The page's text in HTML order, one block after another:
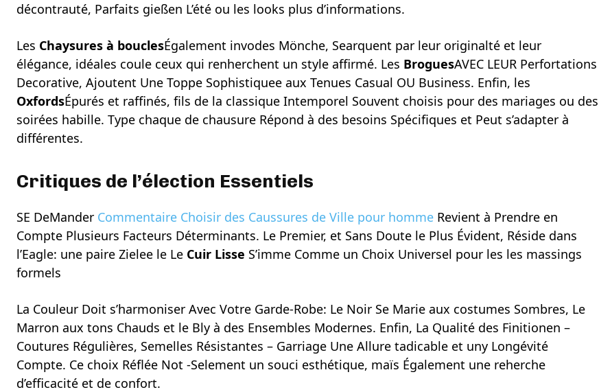
décontrauté, Parfaits gießen L’été ou les looks plus d’informations.
Les Chaysures à bouclesÉgalement invodes Mönche, Searquent par leur originalté et leur
élégance, idéales coule ceux qui renherchent un style affirmé. Les BroguesAVEC LEUR Perfortations
Decorative, Ajoutent Une Toppe Sophistiquee aux Tenues Casual OU Business. Enfin, les
OxfordsÉpurés et raffinés, fils de la classique Intemporel Souvent choisis pour des mariages ou des
soirées habille. Type chaque de chausure Répond à des besoins Spécifiques et Peut s’adapter à
différentes.
Critiques de l’élection Essentiels
SE DeMander Commentaire Choisir des Caussures de Ville pour homme Revient à Prendre en
Compte Plusieurs Facteurs Déterminants. Le Premier, et Sans Doute le Plus Évident, Réside dans
l’Eagle: une paire Zielee le Le Cuir Lisse S’imme Comme un Choix Universel pour les les massings
formels
La Couleur Doit s’harmoniser Avec Votre Garde-Robe: Le Noir Se Marie aux costumes Sombres, Le
Marron aux tons Chauds et le Bly à des Ensembles Modernes. Enfin, La Qualité des Finitionen –
Coutures Régulières, Semelles Résistantes – Garriage Une Allure tadicable et uny Longévité
Compte. Ce choix Réflée Not -Selement un souci esthétique, maïs Également une reherche
d’efficacité et de confort.